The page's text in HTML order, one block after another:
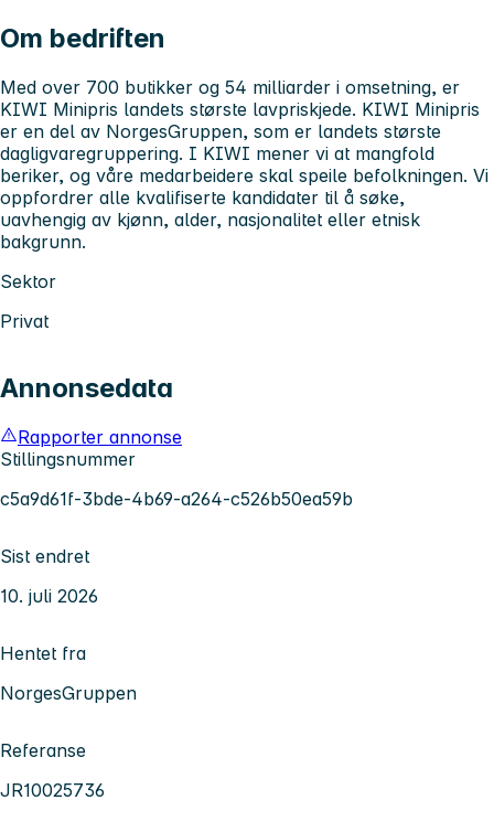
Om bedriften
Med over 700 butikker og 54 milliarder i omsetning, er
KIWI Minipris landets største lavpriskjede. KIWI Minipris
er en del av NorgesGruppen, som er landets største
dagligvaregruppering. I KIWI mener vi at mangfold
beriker, og våre medarbeidere skal speile befolkningen. Vi
oppfordrer alle kvalifiserte kandidater til å søke,
uavhengig av kjønn, alder, nasjonalitet eller etnisk
bakgrunn.
Sektor
Privat
Annonsedata
Rapporter annonse
Stillingsnummer
c5a9d61f-3bde-4b69-a264-c526b50ea59b
Sist endret
10. juli 2026
Hentet fra
NorgesGruppen
Referanse
JR10025736